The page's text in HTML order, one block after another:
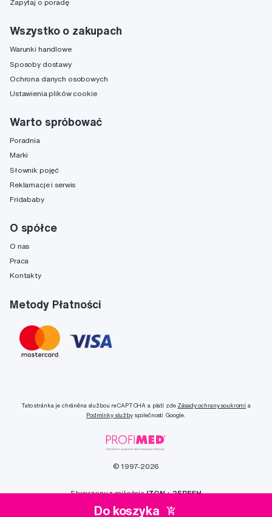
Do koszyka
Zapytaj o poradę
Wszystko o zakupach
Warunki handlowe
Sposoby dostawy
Ochrona danych osobowych
Ustawienia plików cookie
Warto spróbować
Poradnia
Marki
Słownik pojęć
Reklamacje i serwis
Fridababy
O spółce
O nas
Praca
Kontakty
Metody Płatności
Tato stránka je chráněna službou reCAPTCHA a platí zde Zásady ochrany soukromí a
Podmínky službyspolečnosti Google.
© 1997-2026
Stworzony z miłościąIZON+2FRESH